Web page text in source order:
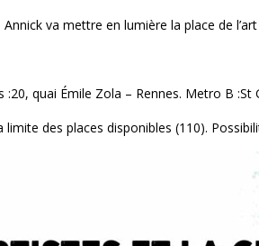
va mettre en lumière la place de
:20, quai Émile Zola – Rennes. Metro B :St
limite des places disponibles (110).